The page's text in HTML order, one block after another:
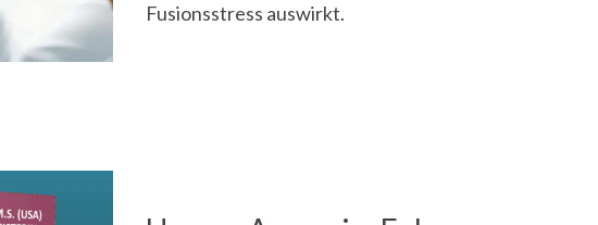
Fusionsstress auswirkt.